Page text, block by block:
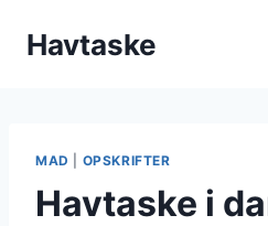
Havtaske
MAD OPSKRIFTER
Havtaske i